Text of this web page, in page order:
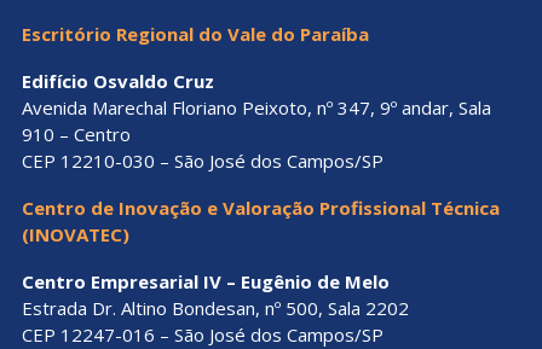
Escritório Regional do Vale do Paraíba
Edifício Osvaldo Cruz
Avenida Marechal Floriano Peixoto, nº 347, 9º andar, Sala
910 – Centro
CEP 12210-030 – São José dos Campos/SP
Centro de Inovação e Valoração Profissional Técnica
(INOVATEC)
Centro Empresarial IV – Eugênio de Melo
Estrada Dr. Altino Bondesan, nº 500, Sala 2202
CEP 12247-016 – São José dos Campos/SP